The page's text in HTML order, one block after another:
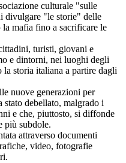
culturale "sulle
divulgare "le storie" delle
la mafia fino a sacrificare le
turisti, giovani e
e dintorni, nei luoghi degli
storia italiana a partire dagli
nuove generazioni per
stato debellato, malgrado i
e che, piuttosto, si diffonde
più subdole.
attraverso documenti
video, fotografie